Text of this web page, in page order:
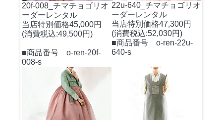
20f-008_チマチョゴリオ
ーダーレンタル
当店特別価格45,000円
(消費税込:49,500円)
■商品番号 o-ren-20f-
008-s
22u-640_チマチョゴリオ
ーダーレンタル
当店特別価格47,300円
(消費税込:52,030円)
■商品番号 o-ren-22u-
640-s